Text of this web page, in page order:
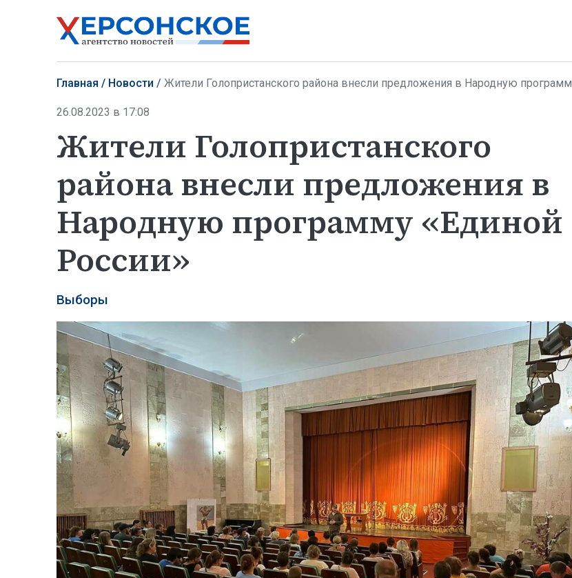
Главная Новости Жители Голопристанского района внесли предложения в Народную программу «Единой России»
26.08.2023 в 17:08
Жители Голопристанского
района внесли предложения в
Народную программу «Единой
России»
Выборы